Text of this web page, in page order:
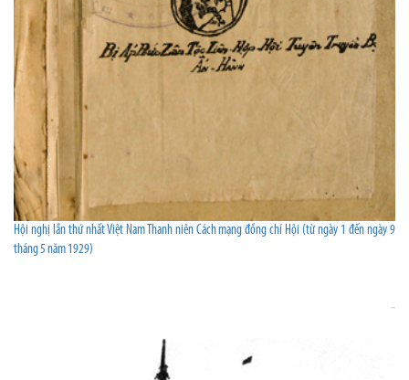
Hội nghị lần thứ nhất Việt Nam Thanh niên Cách mạng đồng chí Hội (từ ngày 1 đến ngày 9
tháng 5 năm 1929)